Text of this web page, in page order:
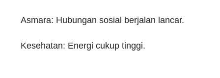
Asmara: Hubungan sosial berjalan lancar.
Kesehatan: Energi cukup tinggi.